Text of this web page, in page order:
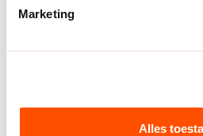
Marketing
Alles
John Blom
Younes Querrate